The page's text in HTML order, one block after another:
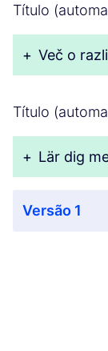
Título
+ Več o
Título
+ Lär dig
Versão 1